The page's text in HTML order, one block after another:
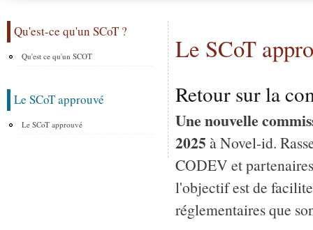
Qu'est-ce qu'un SCoT ?
Qu'est ce qu'un SCOT
Le SCoT approuvé
Le SCoT approuvé
Le SCoT
Retour sur la
Une nouvelle
2025 à Novel-id.
CODEV et
l'objectif est de
réglementaires que